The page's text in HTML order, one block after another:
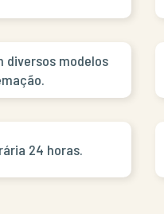
diversos modelos
24 horas.